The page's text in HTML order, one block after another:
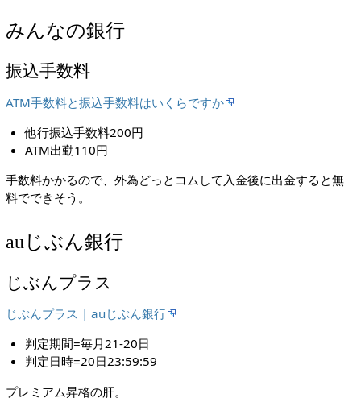
みんなの銀行
振込手数料
ATM手数料と振込手数料はいくらですか
他行振込手数料200円
ATM出勤110円
手数料かかるので、外為どっとコムして入金後に出金すると無
料でできそう。
auじぶん銀行
じぶんプラス
じぶんプラス | auじぶん銀行
判定期間=毎月21-20日
判定日時=20日23:59:59
プレミアム昇格の肝。